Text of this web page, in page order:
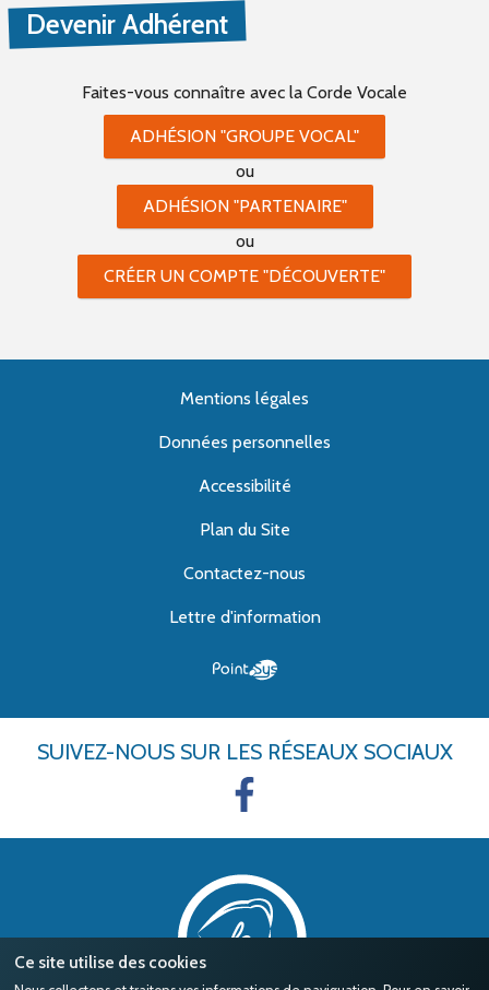
Ce site utilise des cookies
Devenir Adhérent
Faites-vous connaître avec la Corde Vocale
ADHÉSION "GROUPE VOCAL"
ou
ADHÉSION "PARTENAIRE"
ou
CRÉER UN COMPTE "DÉCOUVERTE"
Mentions légales
Données personnelles
Accessibilité
Plan du Site
Contactez-nous
Lettre d'information
SUIVEZ-NOUS SUR LES RÉSEAUX SOCIAUX